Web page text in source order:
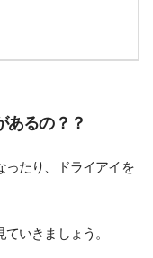
あるの？？
ったり、ドライアイを
いきましょう。